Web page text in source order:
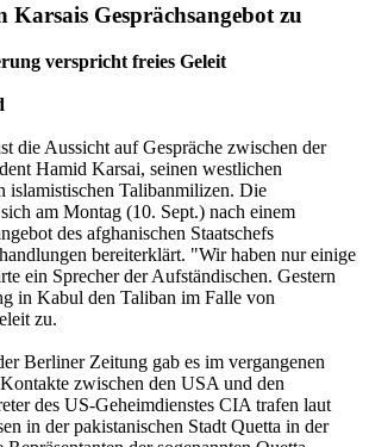
Karsais Gesprächsangebot zu
verspricht freies Geleit
die Aussicht auf Gespräche zwischen der
Hamid Karsai, seinen westlichen
islamistischen Talibanmilizen. Die
am Montag (10. Sept.) nach einem
des afghanischen Staatschefs
bereiterklärt. "Wir haben nur einige
ein Sprecher der Aufständischen. Gestern
in Kabul den Taliban im Falle von
zu.
Berliner Zeitung gab es im vergangenen
zwischen den USA und den
des US-Geheimdienstes CIA trafen laut
in der pakistanischen Stadt Quetta in der